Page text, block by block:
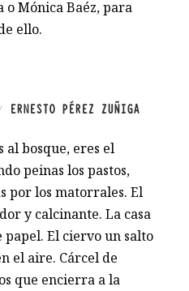
o Mónica Baéz, para
ello.
ERNESTO PÉREZ ZUÑIGA
al bosque, eres el
peinas los pastos,
por los matorrales. El
y calcinante. La casa
papel. El ciervo un salto
el aire. Cárcel de
que encierra a la